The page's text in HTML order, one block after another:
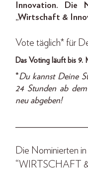
Innovation. Die
„Wirtschaft &
Vote täglich* für
Das Voting läuft bis 9.
*Du kannst Deine
24 Stunden ab
neu abgeben!
Die Nominierten
“WIRTSCHAFT